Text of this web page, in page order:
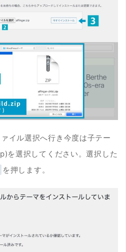
イル選択へ行き今度は子テー
選択してください。選択した
を押します。